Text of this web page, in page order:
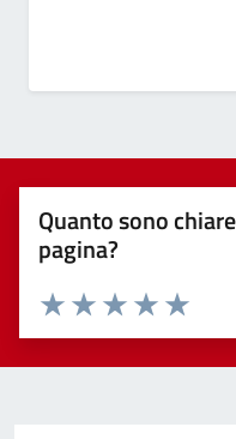
Quanto sono
pagina?
Valuta 5
Valuta 4
Valuta 3 stelle
Valuta 2 stelle su 5
Valuta 1 stelle su 5